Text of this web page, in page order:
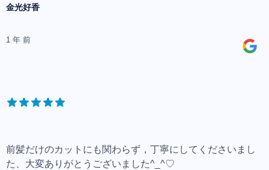
金光好香
1 年 前
前髪だけのカットにも関わらず，丁寧にしてくださいまし
た、大変ありがとうございました^_^♡